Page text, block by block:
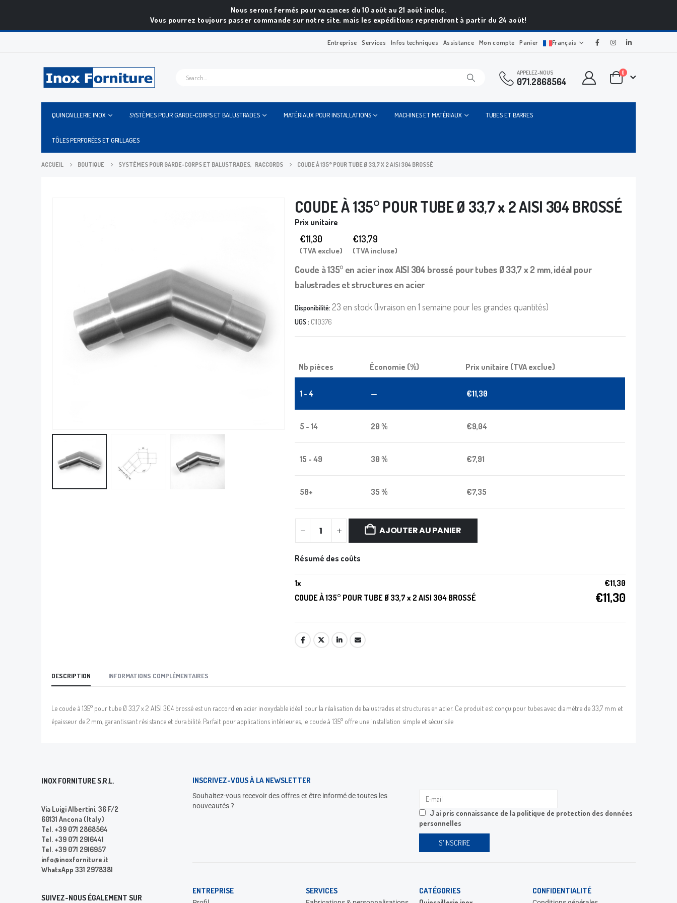
Nous serons fermés pour vacances du 10 août au 21 août inclus.
Vous pourrez toujours passer commande sur notre site, mais les expéditions reprendront à partir du 24 août!
Entreprise Services Infos techniques Assistance Mon compte Panier Français
APPELEZ-NOUS
071.2868564
0
QUINCAILLERIE INOX SYSTÈMES POUR GARDE-CORPS ET BALUSTRADES MATÉRIAUX POUR INSTALLATIONS MACHINES ET MATÉRIAUX TUBES ET BARRES
TÔLES PERFORÉES ET GRILLAGES
ACCUEIL BOUTIQUE SYSTÈMES POUR GARDE-CORPS ET BALUSTRADES, RACCORDS COUDE À 135° POUR TUBE Ø 33,7 X 2 AISI 304 BROSSÉ
COUDE À 135° POUR TUBE Ø 33,7 x 2 AISI 304 BROSSÉ
Prix unitaire
€11,30
(TVA exclue)
€13,79
(TVA incluse)
Coude à 135° en acier inox AISI 304 brossé pour tubes Ø 33,7 x 2 mm, idéal pour
balustrades et structures en acier
Disponibilité:23 en stock (livraison en 1 semaine pour les grandes quantités)
UGS : C110376
Nb pièces Économie (%) Prix unitaire (TVA exclue)
1 - 4 — €11,30
5 - 14 20 % €9,04
15 - 49 30 % €7,91
50+ 35 % €7,35
AJOUTER AU PANIER
Résumé des coûts
1x €11,30
COUDE À 135° POUR TUBE Ø 33,7 x 2 AISI 304 BROSSÉ
€11,30
DESCRIPTION INFORMATIONS COMPLÉMENTAIRES
Le coude à 135° pour tube Ø 33,7 x 2 AISI 304 brossé est un raccord en acier inoxydable idéal pour la réalisation de balustrades et structures en acier. Ce produit est conçu pour tubes avec diamètre de 33,7 mm et
épaisseur de 2 mm, garantissant résistance et durabilité. Parfait pour applications intérieures, le coude à 135° offre une installation simple et sécurisée
INOX FORNITURE S.R.L.
Via Luigi Albertini, 36 F/2
60131 Ancona (Italy)
Tel. +39 071 2868564
Tel. +39 071 2916441
Tel. +39 071 2916957
info@inoxforniture.it
WhatsApp 331 2978381
SUIVEZ-NOUS ÉGALEMENT SUR
INSCRIVEZ-VOUS À LA NEWSLETTER
Souhaitez-vous recevoir des offres et être informé de toutes les
nouveautés ?
J'ai pris connaissance de la politique de protection des données
personnelles
ENTREPRISE SERVICES CATÉGORIES CONFIDENTIALITÉ